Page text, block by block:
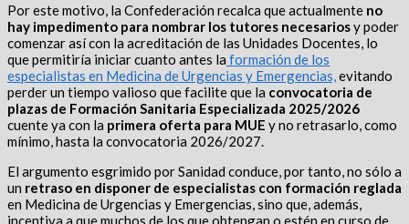
Por este motivo, la Confederación recalca que actualmente no
hay impedimento para nombrar los tutores necesariosy poder
comenzar así con la acreditación de las Unidades Docentes, lo
que permitiría iniciar cuanto antes la formación de los
especialistas en Medicina de Urgencias y Emergencias,evitando
perder un tiempo valioso que facilite que la convocatoria de
plazas de Formación Sanitaria Especializada 2025/2026
cuente ya con la primera oferta para MUE y no retrasarlo, como
mínimo, hasta la convocatoria 2026/2027.
El argumento esgrimido por Sanidad conduce, por tanto, no sólo a
un retraso en disponer de especialistas con formación reglada
en Medicina de Urgencias y Emergencias, sino que, además,
incentiva a que muchos de los que obtengan o estén en curso de